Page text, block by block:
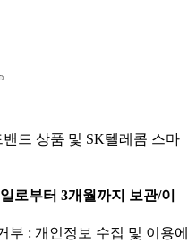
드 상품 및 SK텔레콤 스마
로부터 3개월까지 보관/이
부 : 개인정보 수집 및 이용에